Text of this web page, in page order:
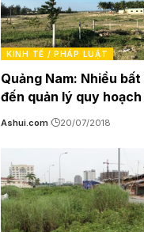
KINH TẾ / PHÁP LUẬT
Quảng Nam: Nhiều
đến quản lý quy
Ashui.com 20/07/2018